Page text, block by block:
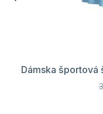
Dámska športová